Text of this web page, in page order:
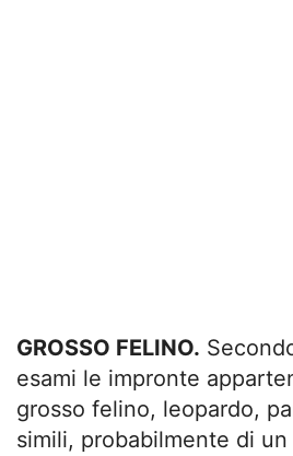
GROSSO FELINO.
esami le impronte
grosso felino, leopardo,
simili, probabilmente di un